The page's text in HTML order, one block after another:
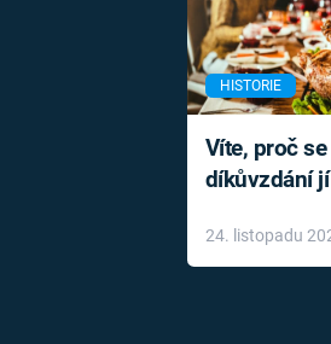
HISTORIE
Víte, proč se
díkůvzdání
24. listopadu